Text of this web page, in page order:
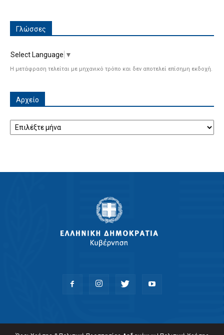
Γλώσσες
Select Language ▼
Η μετάφραση τελείται με μηχανικό τρόπο και δεν αποτελεί επίσημη εκδοχή.
Αρχείο